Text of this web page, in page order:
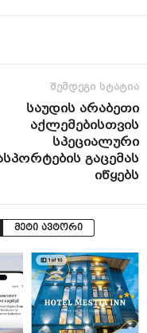
შემდეგი სტატია
საუდის არაბეთი
აქლემებისთვის
სპეციალური
გაცემას
იწყებს
მეტი ავტორი